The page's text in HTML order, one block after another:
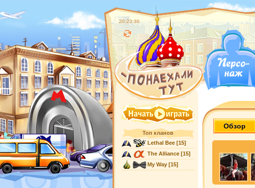
20:23:31
Топ кланов
Lethal Bee[15]
The Alliance[15]
My Way[15]
Обзор